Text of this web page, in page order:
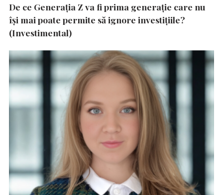
De ce Generația Z va fi prima generație care nu
își mai poate permite să ignore investițiile?
(Investimental)